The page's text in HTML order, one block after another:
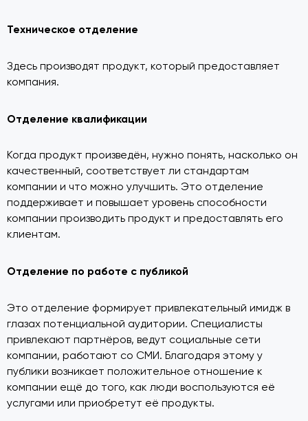
Техническое отделение
Здесь производят продукт, который предоставляет
компания.
Отделение квалификации
Когда продукт произведён, нужно понять, насколько он
качественный, соответствует ли стандартам
компании и что можно улучшить. Это отделение
поддерживает и повышает уровень способности
компании производить продукт и предоставлять его
клиентам.
Отделение по работе с публикой
Это отделение формирует привлекательный имидж в
глазах потенциальной аудитории. Специалисты
привлекают партнёров, ведут социальные сети
компании, работают со СМИ. Благодаря этому у
публики возникает положительное отношение к
компании ещё до того, как люди воспользуются её
услугами или приобретут её продукты.